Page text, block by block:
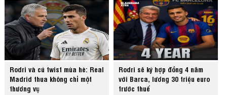
Rodri và cú twist mùa hè: Real
Madrid thua không chỉ một
thương vụ
Rodri sẽ ký hợp đồng 4 năm
với Barca, lương 30 triệu euro
trước thuế